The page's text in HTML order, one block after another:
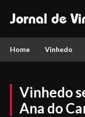
Jornal de
Home Vinhedo
Vinhedo
Ana do